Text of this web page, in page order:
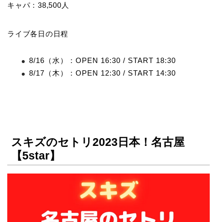
キャパ：38,500人
ライブ各日の日程
8/16（水）：OPEN 16:30 / START 18:30
8/17（木）：OPEN 12:30 / START 14:30
スキズのセトリ2023日本！名古屋
【5star】